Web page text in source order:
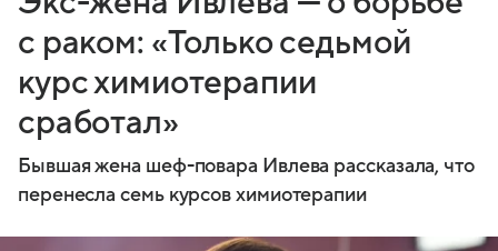
с раком: «Только седьмой
курс химиотерапии
сработал»
Бывшая жена шеф-повара Ивлева рассказала, что
перенесла семь курсов химиотерапии